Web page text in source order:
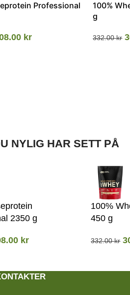
Professional
kr
100%
g
332.00kr
NYLIG HAR SETT PÅ
2350 g
kr
100%
450 g
332.00kr